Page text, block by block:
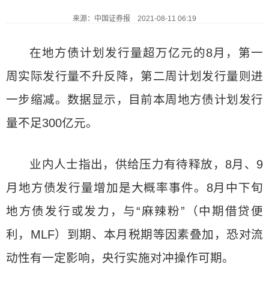
来源：中国证券报 2021-08-11 06:19
在地方债计划发行量超万亿元的8月，第一
周实际发行量不升反降，第二周计划发行量则进
一步缩减。数据显示，目前本周地方债计划发行
量不足300亿元。
业内人士指出，供给压力有待释放，8月、9
月地方债发行量增加是大概率事件。8月中下旬
地方债发行或发力，与“麻辣粉”（中期借贷便
利，MLF）到期、本月税期等因素叠加，恐对流
动性有一定影响，央行实施对冲操作可期。